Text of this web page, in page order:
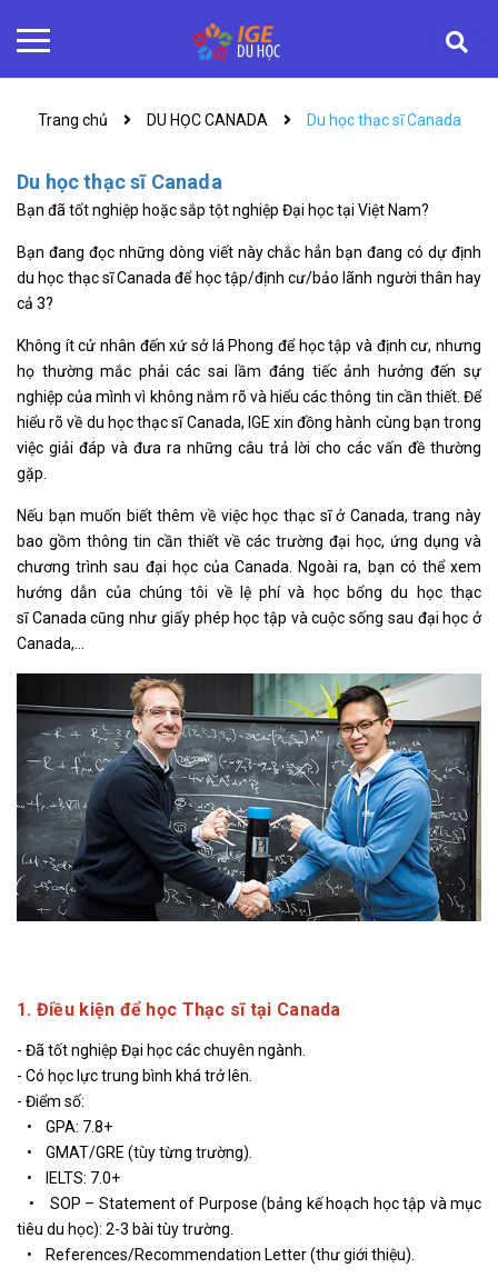
Trang chủ DU HỌC CANADA Du học thạc sĩ Canada
Du học thạc sĩ Canada
Bạn đã tốt nghiệp hoặc sắp tột nghiệp Đại học tại Việt Nam?
Bạn đang đọc những dòng viết này chắc hẳn bạn đang có dự định
du học thạc sĩ Canada để học tập/định cư/bảo lãnh người thân hay
cả 3?
Không ít cử nhân đến xứ sở lá Phong để học tập và định cư, nhưng
họ thường mắc phải các sai lầm đáng tiếc ảnh hưởng đến sự
nghiệp của mình vì không nắm rõ và hiểu các thông tin cần thiết. Để
hiểu rõ về du học thạc sĩ Canada, IGE xin đồng hành cùng bạn trong
việc giải đáp và đưa ra những câu trả lời cho các vấn đề thường
gặp.
Nếu bạn muốn biết thêm về việc học thạc sĩ ở Canada, trang này
bao gồm thông tin cần thiết về các trường đại học, ứng dụng và
chương trình sau đại học của Canada. Ngoài ra, bạn có thể xem
hướng dẫn của chúng tôi về lệ phí và học bổng du học thạc
sĩ Canada cũng như giấy phép học tập và cuộc sống sau đại học ở
Canada,...
1. Điều kiện để học Thạc sĩ tại Canada
- Đã tốt nghiệp Đại học các chuyên ngành.
- Có học lực trung bình khá trở lên.
- Điểm số:
• GPA: 7.8+
• GMAT/GRE (tùy từng trường).
• IELTS: 7.0+
• SOP – Statement of Purpose (bảng kế hoạch học tập và mục
tiêu du học): 2-3 bài tùy trường.
• References/Recommendation Letter (thư giới thiệu).